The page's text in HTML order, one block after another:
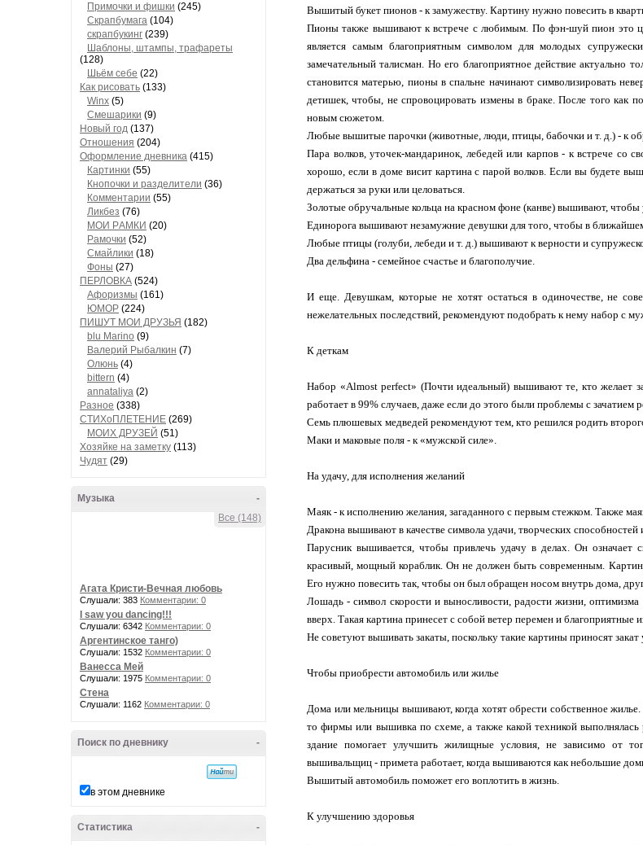
Примочки и фишки (245)
Скрaпбумaгa (104)
скрапбукинг (239)
Шaблоны, штaмпы, трaфaреты
(128)
Шьём себе (22)
Как рисовать (133)
Winx (5)
Смешарики (9)
Новый год (137)
Отношения (204)
Оформление дневника (415)
Кaртинки (55)
Кнопочки и рaзделители (36)
Комментaрии (55)
Ликбез (76)
МОИ РAМКИ (20)
Рaмочки (52)
Смaйлики (18)
Фоны (27)
ПЕРЛОВКА (524)
Aфоризмы (161)
ЮМОР (224)
ПИШУТ МОИ ДРУЗЬЯ (182)
blu Marino (9)
Валерий Рыбалкин (7)
Олюнь (4)
bittern (4)
annataliya (2)
Разное (338)
СТИХоПЛЕТЕНИЕ (269)
МОИХ ДРУЗЕЙ (51)
Хозяйке на заметку (113)
Чудят (29)
-
Музыка
Все (148)
Агата Кристи-Вечная любовь
Слушали: 383 Комментарии: 0
I saw you dancing!!!
Слушали: 6342 Комментарии: 0
Аргентинское танго)
Слушали: 1532 Комментарии: 0
Ванесса Мей
Слушали: 1975 Комментарии: 0
Стена
Слушали: 1162 Комментарии: 0
-
Поиск по дневнику
в этом дневнике
-
Статистика
Вышитый букет пионов - к замужеству. Картину нужно повесить в
Пионы также вышивают к встрече с любимым. По фэн-шуй пион это
является самым благоприятным символом для молодых
замечательный талисман. Но его благоприятное действие актуально
становится матерью, пионы в спальне начинают символизировать
детишек, чтобы, не спровоцировать измены в браке. После того как
новым сюжетом.
Любые вышитые парочки (животные, люди, птицы, бабочки и т. д.) - к
Пара волков, уточек-мандаринок, лебедей или карпов - к встрече со
хорошо, если в доме висит картина с парой волков. Если вы будете
держаться за руки или целоваться.
Золотые обручальные кольца на красном фоне (канве) вышивают, чтобы
Единорога вышивают незамужние девушки для того, чтобы в
Любые птицы (голуби, лебеди и т. д.) вышивают к верности и
Два дельфина - семейное счастье и благополучие.
И еще. Девушкам, которые не хотят остаться в одиночестве, не
нежелательных последствий, рекомендуют подобрать к нему набор с
К деткам
Набор «Almost perfect» (Почти идеальный) вышивают те, кто желает
работает в 99% случаев, даже если до этого были проблемы с зачатием
Семь плюшевых медведей рекомендуют тем, кто решился родить
Маки и маковые поля - к «мужской силе».
На удачу, для исполнения желаний
Маяк - к исполнению желания, загаданного с первым стежком. Также
Дракона вышивают в качестве символа удачи, творческих способностей
Парусник вышивается, чтобы привлечь удачу в делах. Он
красивый, мощный кораблик. Он не должен быть современным.
Его нужно повесить так, чтобы он был обращен носом внутрь дома,
Лошадь - символ скорости и выносливости, радости жизни,
вверх. Такая картина принесет с собой ветер перемен и благоприятные
Не советуют вышивать закаты, поскольку такие картины приносят закат
Чтобы приобрести автомобиль или жилье
Дома или мельницы вышивают, когда хотят обрести собственное
то фирмы или вышивка по схеме, а также какой техникой
здание помогает улучшить жилищные условия, не зависимо от
вышивальщиц - примета работает, когда вышиваются как небольшие
Вышитый автомобиль поможет его воплотить в жизнь.
К улучшению здоровья